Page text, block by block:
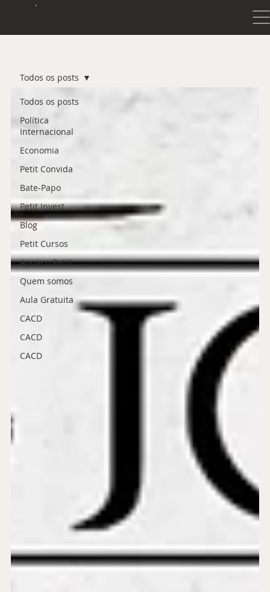
Todos os posts
Política
Internacional
Economia
Petit Convida
Bate-Papo
Petit Invest
Blog
Petit Cursos
Apoie o Petit!
Quem somos
Aula Gratuita
CACD
CACD
CACD
Todos os posts